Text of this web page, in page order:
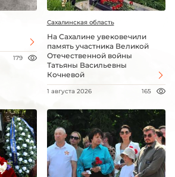
179
Сахалинская область
На Сахалине увековечили
память участника Великой
Отечественной войны
Татьяны Васильевны
Кочневой
1 августа 2026 165